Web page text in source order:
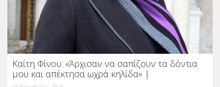
Καίτη Φίνου: «Άρχισαν να σαπίζουν τα δόντια
μου και απέκτησα ωχρά κηλίδα» |